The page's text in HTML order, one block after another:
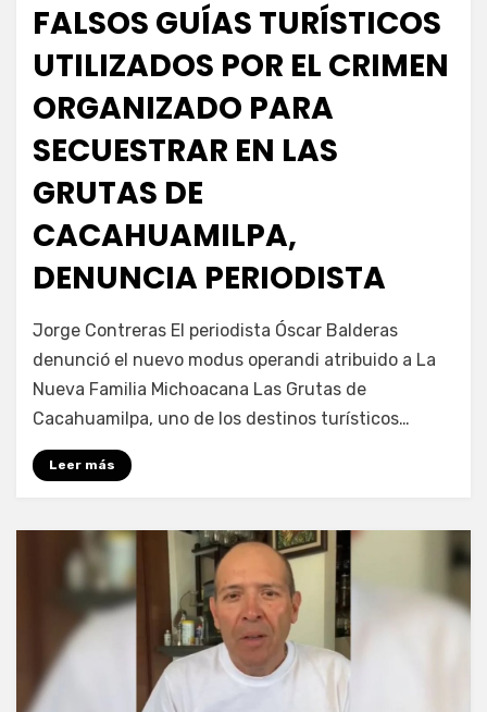
FALSOS GUÍAS TURÍSTICOS
UTILIZADOS POR EL CRIMEN
ORGANIZADO PARA
SECUESTRAR EN LAS
GRUTAS DE
CACAHUAMILPA,
DENUNCIA PERIODISTA
Fernando Miranda Servín
Jorge Contreras El periodista Óscar Balderas
denunció el nuevo modus operandi atribuido a La
Nueva Familia Michoacana Las Grutas de
Cacahuamilpa, uno de los destinos turísticos…
Leer más